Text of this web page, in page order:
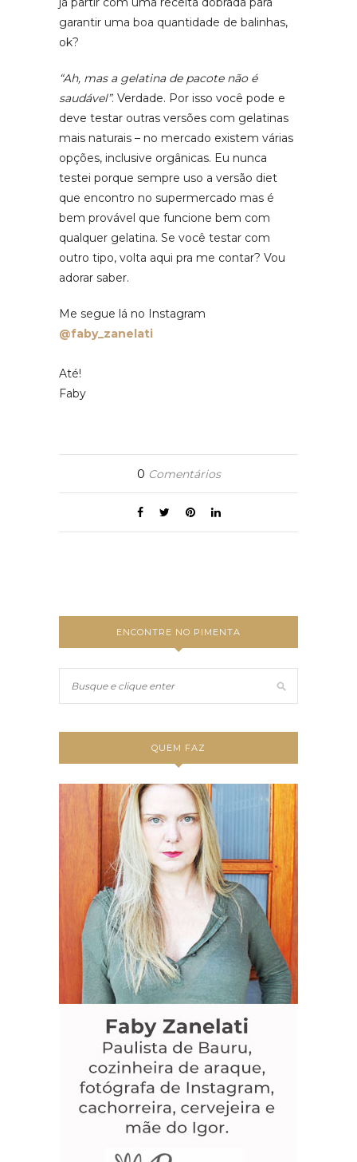
garantir uma boa quantidade de balinhas,
ok?
“Ah, mas a gelatina de pacote não é
saudável”. Verdade. Por isso você pode e
deve testar outras versões com gelatinas
mais naturais – no mercado existem várias
opções, inclusive orgânicas. Eu nunca
testei porque sempre uso a versão diet
que encontro no supermercado mas é
bem provável que funcione bem com
qualquer gelatina. Se você testar com
outro tipo, volta aqui pra me contar? Vou
adorar saber.
Me segue lá no Instagram
@faby_zanelati
Até!
Faby
0 Comentários
ENCONTRE NO PIMENTA
QUEM FAZ